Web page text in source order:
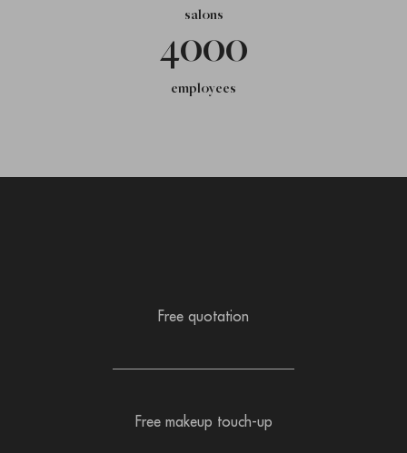
salons
4000
employees
Free quotation
Free makeup touch-up